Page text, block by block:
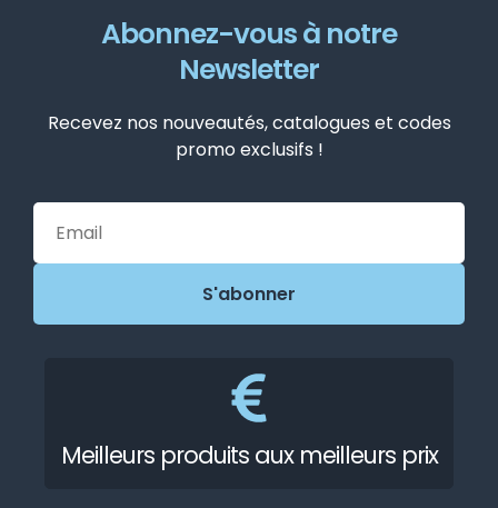
Abonnez-vous à notre
Newsletter
Recevez nos nouveautés, catalogues et codes
promo exclusifs !
Meilleurs produits aux meilleurs prix